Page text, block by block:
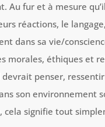
Au fur et à mesure
réactions, le
dans sa vie/
morales, éthiques et
devrait penser,
son environnement
cela signifie tout